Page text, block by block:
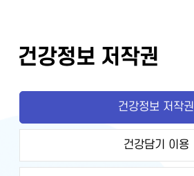
건강정보 저작권
건강정보 저작권
건강담기 이용